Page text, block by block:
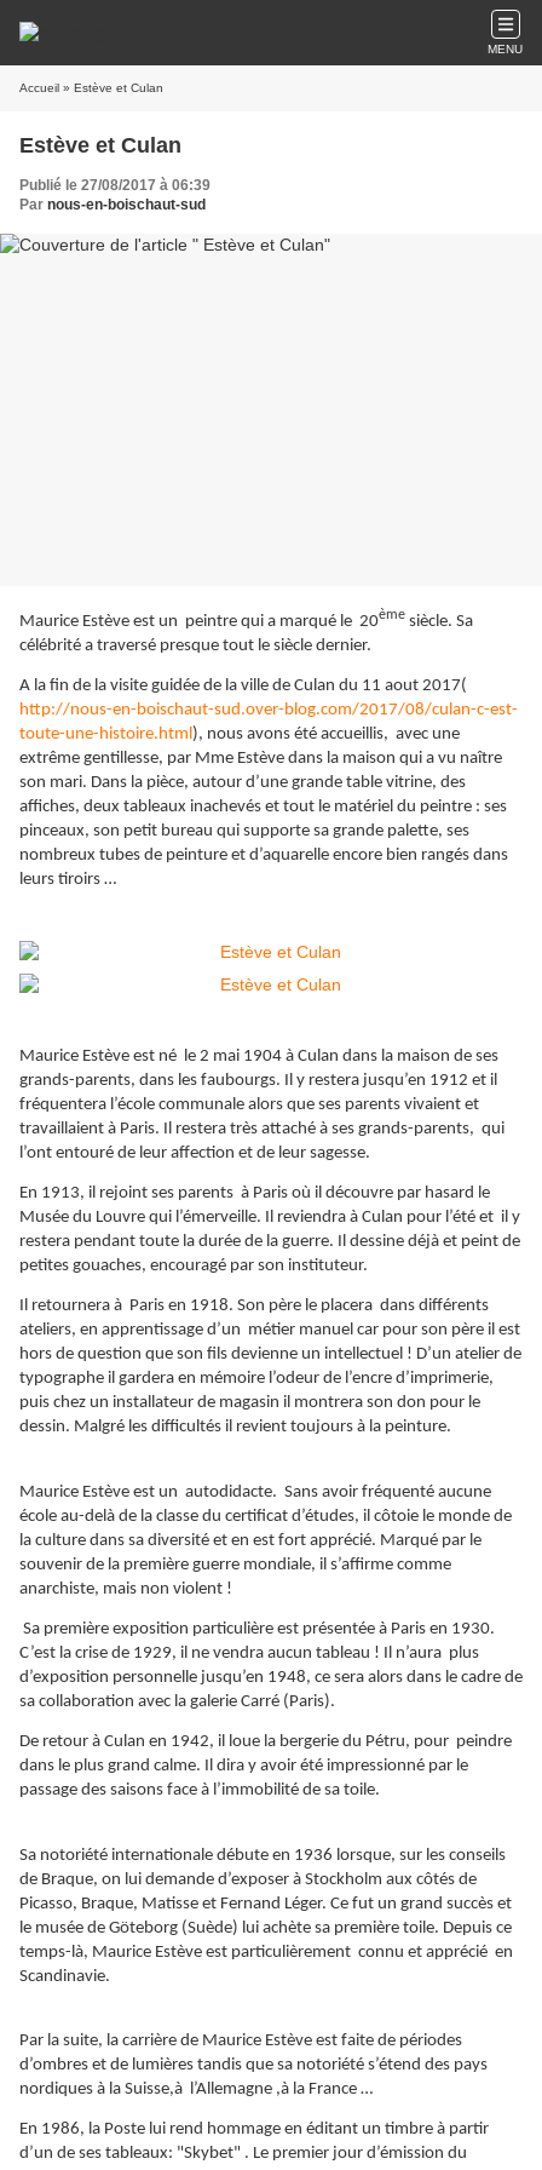
MENU
Accueil » Estève et Culan
Estève et Culan
Publié le 27/08/2017 à 06:39
Par nous-en-boischaut-sud
Maurice Estève est un peintre qui a marqué le 20ème siècle. Sa
célébrité a traversé presque tout le siècle dernier.
A la fin de la visite guidée de la ville de Culan du 11 aout 2017(
http://nous-en-boischaut-sud.over-blog.com/2017/08/culan-c-est-
toute-une-histoire.html), nous avons été accueillis, avec une
extrême gentillesse, par Mme Estève dans la maison qui a vu naître
son mari. Dans la pièce, autour d’une grande table vitrine, des
affiches, deux tableaux inachevés et tout le matériel du peintre : ses
pinceaux, son petit bureau qui supporte sa grande palette, ses
nombreux tubes de peinture et d’aquarelle encore bien rangés dans
leurs tiroirs …
Maurice Estève est né le 2 mai 1904 à Culan dans la maison de ses
grands-parents, dans les faubourgs. Il y restera jusqu’en 1912 et il
fréquentera l’école communale alors que ses parents vivaient et
travaillaient à Paris. Il restera très attaché à ses grands-parents, qui
l’ont entouré de leur affection et de leur sagesse.
En 1913, il rejoint ses parents à Paris où il découvre par hasard le
Musée du Louvre qui l’émerveille. Il reviendra à Culan pour l’été et il y
restera pendant toute la durée de la guerre. Il dessine déjà et peint de
petites gouaches, encouragé par son instituteur.
Il retournera à Paris en 1918. Son père le placera dans différents
ateliers, en apprentissage d’un métier manuel car pour son père il est
hors de question que son fils devienne un intellectuel ! D’un atelier de
typographe il gardera en mémoire l’odeur de l’encre d’imprimerie,
puis chez un installateur de magasin il montrera son don pour le
dessin. Malgré les difficultés il revient toujours à la peinture.
Maurice Estève est un autodidacte. Sans avoir fréquenté aucune
école au-delà de la classe du certificat d’études, il côtoie le monde de
la culture dans sa diversité et en est fort apprécié. Marqué par le
souvenir de la première guerre mondiale, il s’affirme comme
anarchiste, mais non violent !
Sa première exposition particulière est présentée à Paris en 1930.
C’est la crise de 1929, il ne vendra aucun tableau ! Il n’aura plus
d’exposition personnelle jusqu’en 1948, ce sera alors dans le cadre de
sa collaboration avec la galerie Carré (Paris).
De retour à Culan en 1942, il loue la bergerie du Pétru, pour peindre
dans le plus grand calme. Il dira y avoir été impressionné par le
passage des saisons face à l’immobilité de sa toile.
Sa notoriété internationale débute en 1936 lorsque, sur les conseils
de Braque, on lui demande d’exposer à Stockholm aux côtés de
Picasso, Braque, Matisse et Fernand Léger. Ce fut un grand succès et
le musée de Göteborg (Suède) lui achète sa première toile. Depuis ce
temps-là, Maurice Estève est particulièrement connu et apprécié en
Scandinavie.
Par la suite, la carrière de Maurice Estève est faite de périodes
d’ombres et de lumières tandis que sa notoriété s’étend des pays
nordiques à la Suisse,à l’Allemagne ,à la France …
En 1986, la Poste lui rend hommage en éditant un timbre à partir
d’un de ses tableaux: "Skybet" . Le premier jour d’émission du